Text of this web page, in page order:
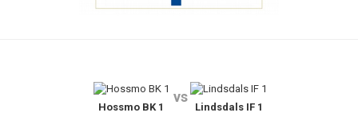
Hossmo BK 1
vs
Lindsdals IF 1